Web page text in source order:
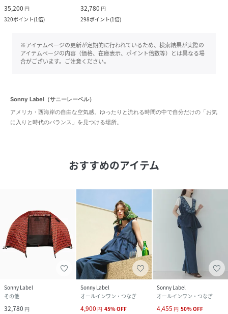
35,200 円
320ポイント(1倍)
32,780 円
298ポイント(1倍)
※アイテムページの更新が定期的に行われているため、検索結果が実際の
アイテムページの内容（価格、在庫表示、ポイント倍数等）とは異なる場
合がございます。ご注意ください。
Sonny Label（サニーレーベル）
アメリカ・西海岸の自由な空気感。ゆったりと流れる時間の中で自分だけの「お気
に入りと時代のバランス」を見つける場所。
おすすめのアイテム
Sonny Label
その他
32,780 円
Sonny Label
オールインワン・つなぎ
4,900 円 45%OFF
Sonny Label
オールインワン・つなぎ
4,455 円 50%OFF